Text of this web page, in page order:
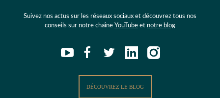
Suivez nos actus sur les réseaux sociaux et découvrez tous nos
conseils sur notre chaîne YouTube et notre blog
DÉCOUVREZ LE BLOG